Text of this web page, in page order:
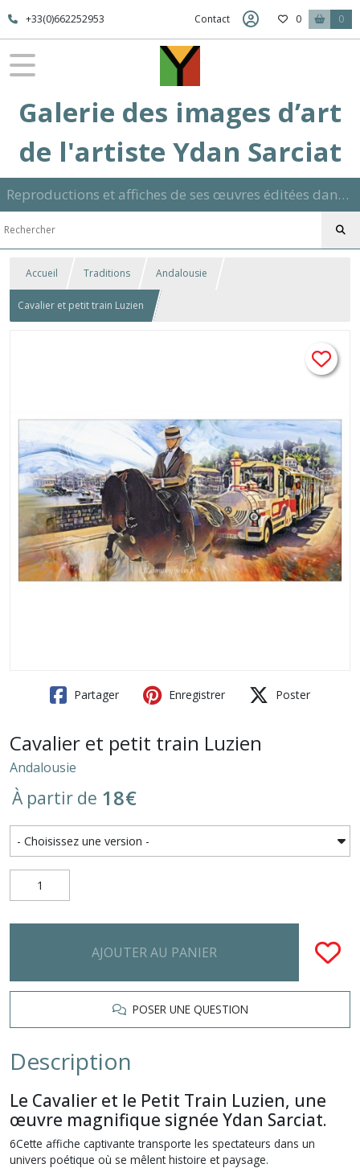
+33(0)662252953 Contact 0 0
Galerie des images d’art
de l'artiste Ydan Sarciat
Reproductions et affiches de ses œuvres éditées dans son atelier sur papier ou toile dans différents formats et signées manuscrite
Accueil Traditions Andalousie
Cavalier et petit train Luzien
Partager Enregistrer Poster
Cavalier et petit train Luzien
Andalousie
À partir de 18€
AJOUTER AU PANIER
POSER UNE QUESTION
Description
Le Cavalier et le Petit Train Luzien, une
œuvre magnifique signée Ydan Sarciat.
6Cette affiche captivante transporte les spectateurs dans un
univers poétique où se mêlent histoire et paysage.